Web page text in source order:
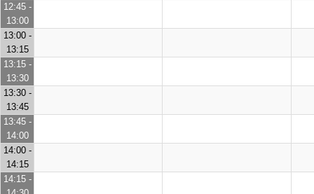
12:45 -
13:00
13:00 -
13:15
13:15 -
13:30
13:30 -
13:45
13:45 -
14:00
14:00 -
14:15
14:15 -